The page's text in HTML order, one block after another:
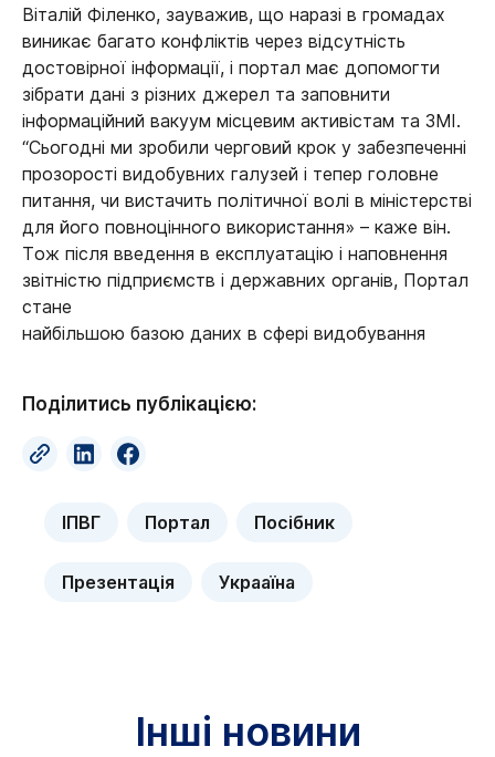
Віталій Філенко, зауважив, що наразі в громадах
виникає багато конфліктів через відсутність
достовірної інформації, і портал має допомогти
зібрати дані з різних джерел та заповнити
інформаційний вакуум місцевим активістам та ЗМІ.
“Сьогодні ми зробили черговий крок у забезпеченні
прозорості видобувних галузей і тепер головне
питання, чи вистачить політичної волі в міністерстві
для його повноцінного використання» – каже він.
Тож після введення в експлуатацію і наповнення
звітністю підприємств і державних органів, Портал
стане
найбільшою базою даних в сфері видобування
Поділитись публікацією:
ІПВГ Портал Посібник
Презентація Украаїна
Інші новини